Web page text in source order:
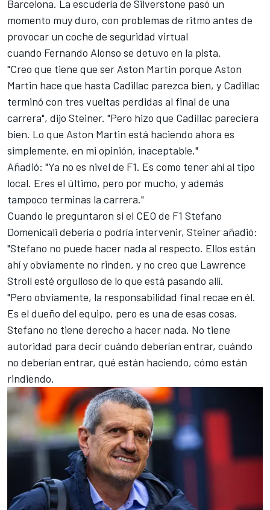
Barcelona. La escudería de Silverstone pasó un
momento muy duro, con problemas de ritmo antes de
provocar un coche de seguridad virtual
cuando Fernando Alonso se detuvo en la pista.
"Creo que tiene que ser Aston Martin porque Aston
Martin hace que hasta Cadillac parezca bien, y Cadillac
terminó con tres vueltas perdidas al final de una
carrera", dijo Steiner. "Pero hizo que Cadillac pareciera
bien. Lo que Aston Martin está haciendo ahora es
simplemente, en mi opinión, inaceptable."
Añadió: "Ya no es nivel de F1. Es como tener ahí al tipo
local. Eres el último, pero por mucho, y además
tampoco terminas la carrera."
Cuando le preguntaron si el CEO de F1 Stefano
Domenicali debería o podría intervenir, Steiner añadió:
"Stefano no puede hacer nada al respecto. Ellos están
ahí y obviamente no rinden, y no creo que Lawrence
Stroll esté orgulloso de lo que está pasando allí.
"Pero obviamente, la responsabilidad final recae en él.
Es el dueño del equipo, pero es una de esas cosas.
Stefano no tiene derecho a hacer nada. No tiene
autoridad para decir cuándo deberían entrar, cuándo
no deberían entrar, qué están haciendo, cómo están
rindiendo.